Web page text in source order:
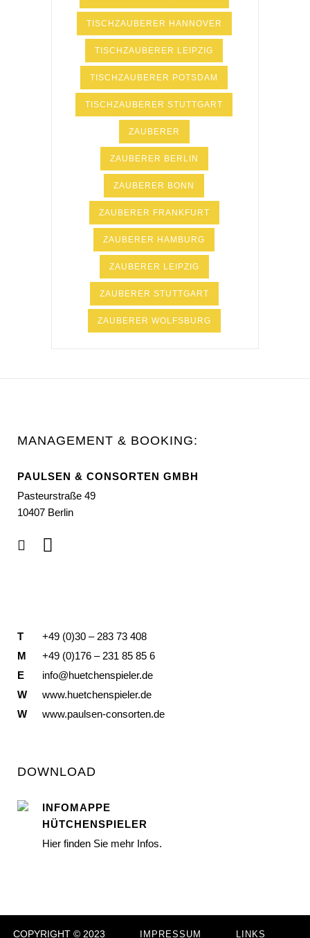
TISCHZAUBERER HANNOVER
TISCHZAUBERER LEIPZIG
TISCHZAUBERER POTSDAM
TISCHZAUBERER STUTTGART
ZAUBERER
ZAUBERER BERLIN
ZAUBERER BONN
ZAUBERER FRANKFURT
ZAUBERER HAMBURG
ZAUBERER LEIPZIG
ZAUBERER STUTTGART
ZAUBERER WOLFSBURG
MANAGEMENT & BOOKING:
PAULSEN & CONSORTEN GMBH
Pasteurstraße 49
10407 Berlin
T
+49 (0)30 – 283 73 408
M
+49 (0)176 – 231 85 85 6
E
info@huetchenspieler.de
W
www.huetchenspieler.de
W
www.paulsen-consorten.de
DOWNLOAD
INFOMAPPE
HÜTCHENSPIELER
Hier finden Sie mehr Infos.
COPYRIGHT © 2023 IMPRESSUM LINKS